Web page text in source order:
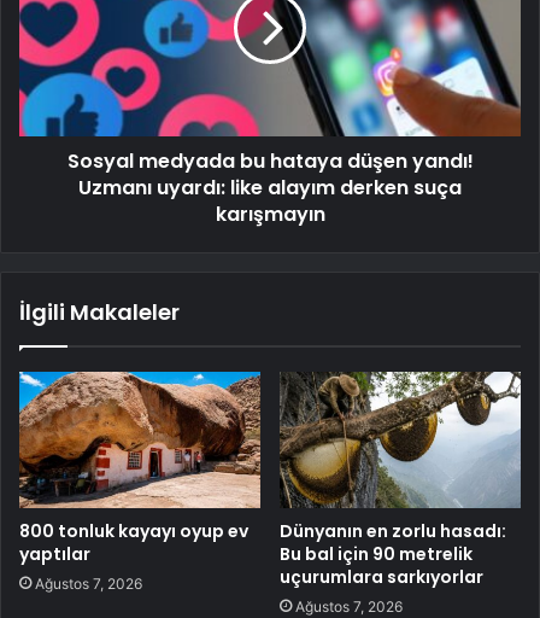
Sosyal medyada bu hataya düşen yandı!
Uzmanı uyardı: like alayım derken suça
karışmayın
İlgili Makaleler
800 tonluk kayayı oyup ev
yaptılar
Ağustos 7, 2026
Dünyanın en zorlu hasadı:
Bu bal için 90 metrelik
uçurumlara sarkıyorlar
Ağustos 7, 2026